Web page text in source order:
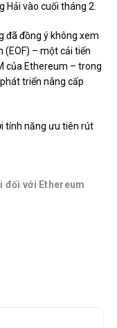
Hải vào cuối tháng 2.
đã đồng ý không xem
– một cải tiến
của Ethereum – trong
triển nâng cấp
tính năng ưu tiên rút
đối với Ethereum